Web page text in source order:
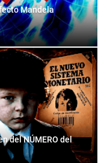
Mandela
del NÚMERO del